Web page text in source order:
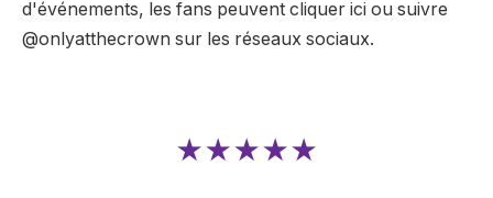
d'événements, les fans peuvent cliquer ici ou suivre
@onlyatthecrown sur les réseaux sociaux.
★★★★★